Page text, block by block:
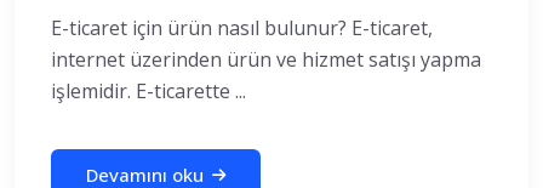
E-ticaret için ürün nasıl bulunur? E-ticaret,
internet üzerinden ürün ve hizmet satışı yapma
işlemidir. E-ticarette ...
Devamını oku